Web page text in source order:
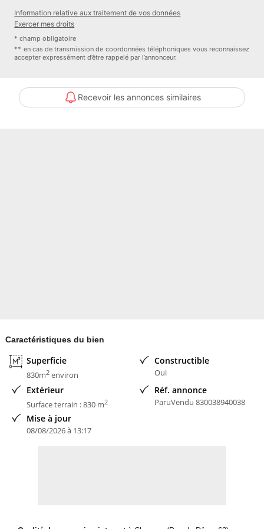
Information relative aux traitement de vos données
Exercer mes droits
* champ obligatoire
** en cas de transmission de coordonnées téléphoniques vous reconnaissez
accepter expressément d’être rappelé par l’annonceur.
Recevoir les annonces similaires
Caractéristiques du bien
Superficie
830m2environ
Constructible
Oui
Extérieur
Surface terrain : 830 m2
Réf. annonce
ParuVendu 830038940038
Mise à jour
08/08/2026 à 13:17